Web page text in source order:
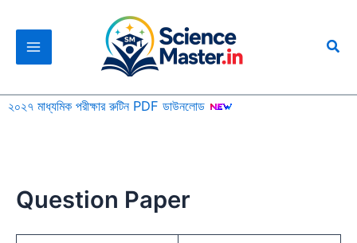
content
২০২৭ মাধ্যমিক পরীক্ষার রুটিন PDF ডাউনলোড
Question Paper